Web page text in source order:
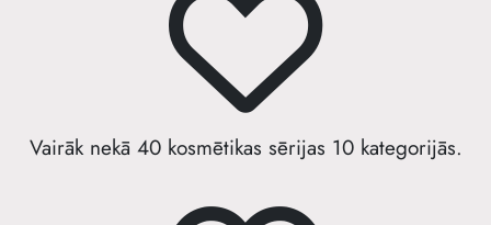
Vairāk nekā 40 kosmētikas sērijas 10 kategorijās.